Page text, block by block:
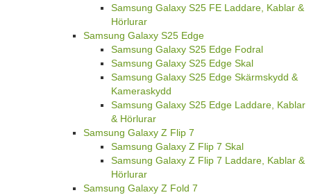
Samsung Galaxy S25 FE Laddare, Kablar &
Hörlurar
Samsung Galaxy S25 Edge
Samsung Galaxy S25 Edge Fodral
Samsung Galaxy S25 Edge Skal
Samsung Galaxy S25 Edge Skärmskydd &
Kameraskydd
Samsung Galaxy S25 Edge Laddare, Kablar
& Hörlurar
Samsung Galaxy Z Flip 7
Samsung Galaxy Z Flip 7 Skal
Samsung Galaxy Z Flip 7 Laddare, Kablar &
Hörlurar
Samsung Galaxy Z Fold 7